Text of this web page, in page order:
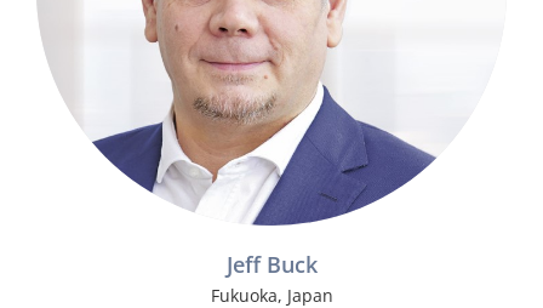
Jeff Buck
Fukuoka, Japan